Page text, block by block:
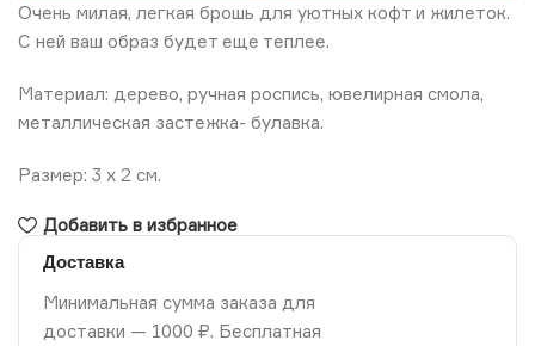
Очень милая, легкая брошь для уютных кофт и жилеток.
С ней ваш образ будет еще теплее.
Материал: дерево, ручная роспись, ювелирная смола,
металлическая застежка- булавка.
Размер: 3 х 2 см.
Добавить в избранное
Доставка
Минимальная сумма заказа для
доставки — 1000 ₽. Бесплатная